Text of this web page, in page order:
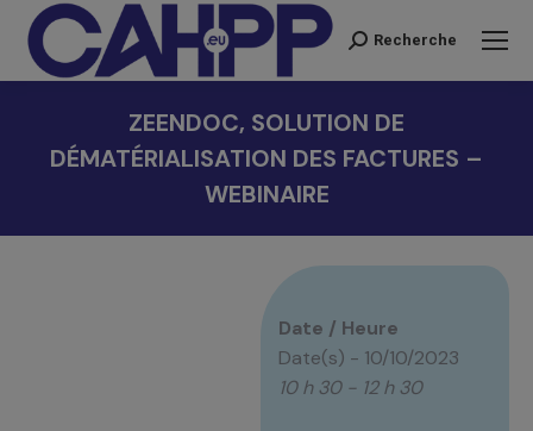
Recherche
Recherche
ZEENDOC, SOLUTION DE
DÉMATÉRIALISATION DES FACTURES –
WEBINAIRE
Date / Heure
Date(s) - 10/10/2023
10 h 30 - 12 h 30